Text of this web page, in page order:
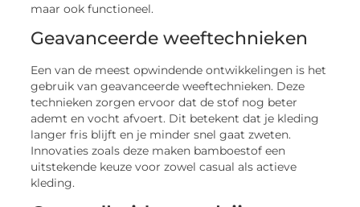
maar ook functioneel.
Geavanceerde weeftechnieken
Een van de meest opwindende ontwikkelingen is het
gebruik van geavanceerde weeftechnieken. Deze
technieken zorgen ervoor dat de stof nog beter
ademt en vocht afvoert. Dit betekent dat je kleding
langer fris blijft en je minder snel gaat zweten.
Innovaties zoals deze maken bamboestof een
uitstekende keuze voor zowel casual als actieve
kleding.